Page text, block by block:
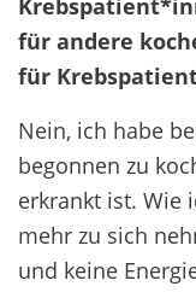
für andere
für
Nein, ich habe
begonnen zu
erkrankt ist. Wie
mehr zu sich
und keine